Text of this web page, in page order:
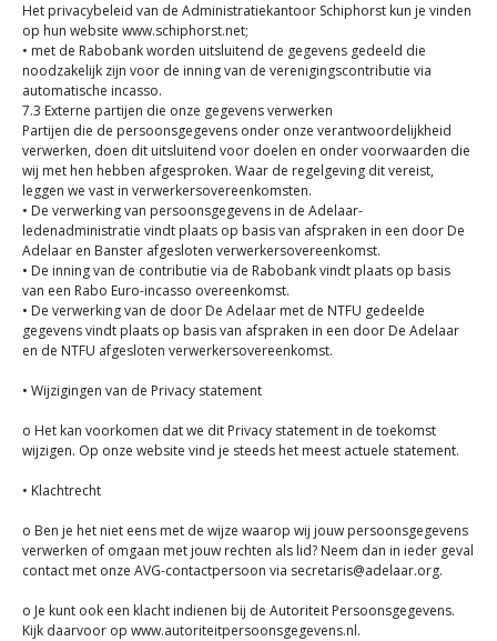
Het privacybeleid van de Administratiekantoor Schiphorst kun je vinden
op hun website www.schiphorst.net;
• met de Rabobank worden uitsluitend de gegevens gedeeld die
noodzakelijk zijn voor de inning van de verenigingscontributie via
automatische incasso.
7.3 Externe partijen die onze gegevens verwerken
Partijen die de persoonsgegevens onder onze verantwoordelijkheid
verwerken, doen dit uitsluitend voor doelen en onder voorwaarden die
wij met hen hebben afgesproken. Waar de regelgeving dit vereist,
leggen we vast in verwerkersovereenkomsten.
• De verwerking van persoonsgegevens in de Adelaar-
ledenadministratie vindt plaats op basis van afspraken in een door De
Adelaar en Banster afgesloten verwerkersovereenkomst.
• De inning van de contributie via de Rabobank vindt plaats op basis
van een Rabo Euro-incasso overeenkomst.
• De verwerking van de door De Adelaar met de NTFU gedeelde
gegevens vindt plaats op basis van afspraken in een door De Adelaar
en de NTFU afgesloten verwerkersovereenkomst.
• Wijzigingen van de Privacy statement
o Het kan voorkomen dat we dit Privacy statement in de toekomst
wijzigen. Op onze website vind je steeds het meest actuele statement.
• Klachtrecht
o Ben je het niet eens met de wijze waarop wij jouw persoonsgegevens
verwerken of omgaan met jouw rechten als lid? Neem dan in ieder geval
contact met onze AVG-contactpersoon via secretaris@adelaar.org.
o Je kunt ook een klacht indienen bij de Autoriteit Persoonsgegevens.
Kijk daarvoor op www.autoriteitpersoonsgegevens.nl.